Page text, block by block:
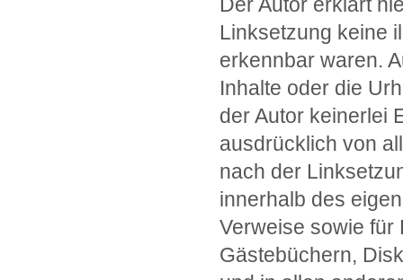
Linksetzung keine
erkennbar waren.
Inhalte oder die
der Autor keinerlei
ausdrücklich von
nach der
innerhalb des
Verweise sowie für
Gästebüchern,